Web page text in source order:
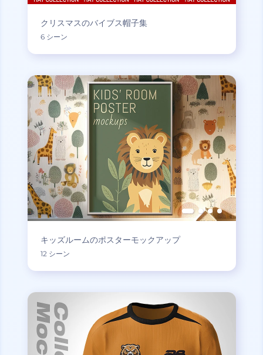
クリスマスのバイブス帽子集
6 シーン
キッズルームのポスターモックアップ
12 シーン